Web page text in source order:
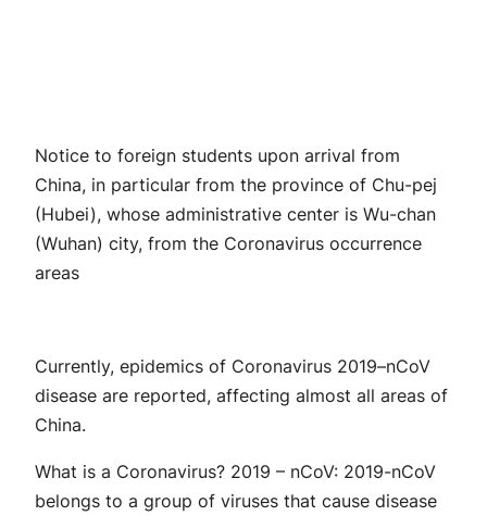
Notice to foreign students upon arrival from
China, in particular from the province of Chu-pej
(Hubei), whose administrative center is Wu-chan
(Wuhan) city, from the Coronavirus occurrence
areas
Currently, epidemics of Coronavirus 2019–nCoV
disease are reported, affecting almost all areas of
China.
What is a Coronavirus? 2019 – nCoV: 2019-nCoV
belongs to a group of viruses that cause disease